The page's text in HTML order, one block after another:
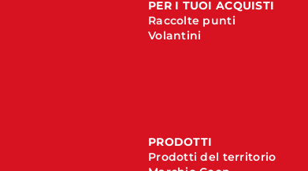
PER I TUOI ACQUISTI
Raccolte punti
Volantini
PRODOTTI
Prodotti del territorio